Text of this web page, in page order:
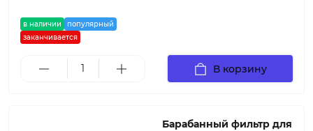
в наличии
популярный
заканчивается
В корзину
Барабанный фильтр для